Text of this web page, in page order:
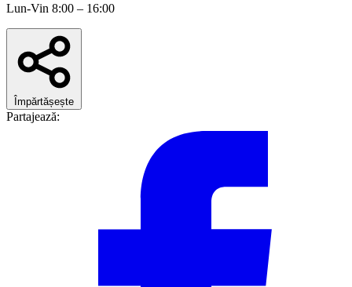
Lun-Vin 8:00 – 16:00
Împărtășește
Partajează: